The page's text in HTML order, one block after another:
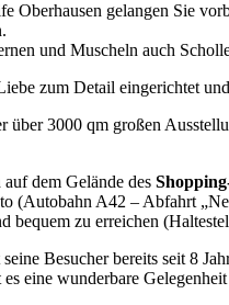
Oberhausen gelangen Sie
und Muscheln auch
zum Detail eingerichtet
über 3000 qm großen
dem Gelände des
(Autobahn A42 – Abfahrt
bequem zu erreichen
Besucher bereits seit 8
eine wunderbare